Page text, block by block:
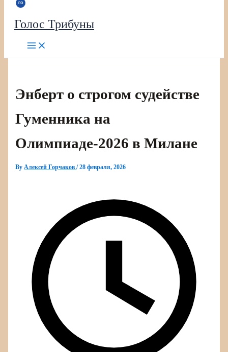
Голос Трибуны
Энберт о строгом судействе
Гуменника на
Олимпиаде‑2026 в Милане
ByАлексей Горчаков/28 февраля, 2026